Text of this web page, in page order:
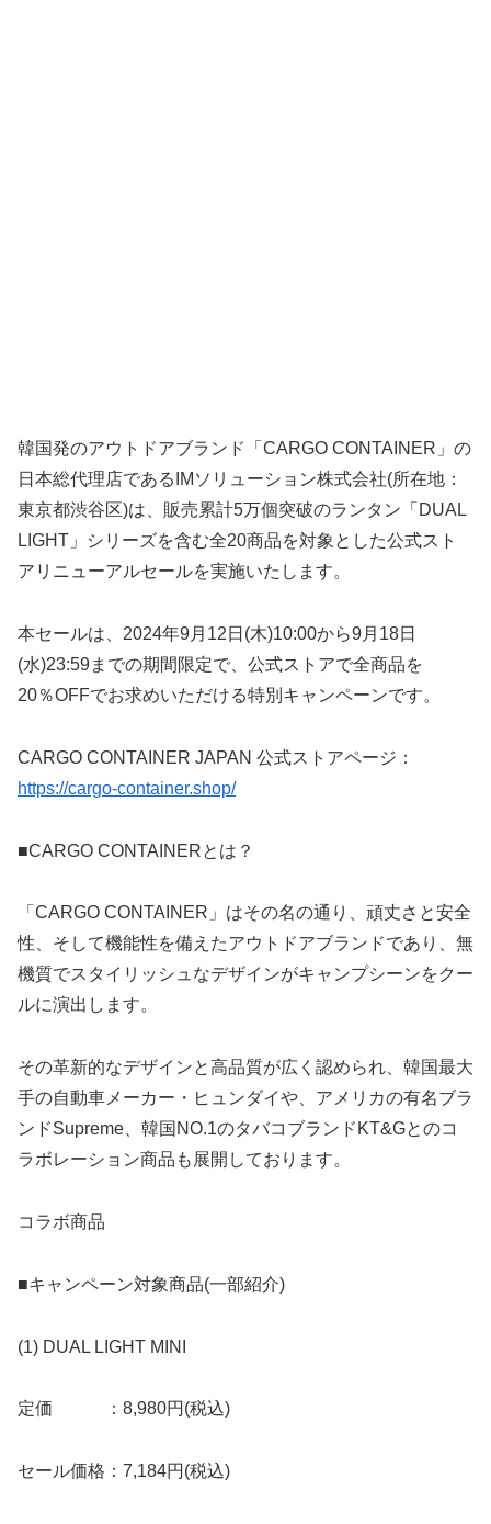
韓国発のアウトドアブランド「CARGO CONTAINER」の
日本総代理店であるIMソリューション株式会社(所在地：
東京都渋谷区)は、販売累計5万個突破のランタン「DUAL
LIGHT」シリーズを含む全20商品を対象とした公式スト
アリニューアルセールを実施いたします。
本セールは、2024年9月12日(木)10:00から9月18日
(水)23:59までの期間限定で、公式ストアで全商品を
20％OFFでお求めいただける特別キャンペーンです。
CARGO CONTAINER JAPAN 公式ストアページ：
https://cargo-container.shop/
■CARGO CONTAINERとは？
「CARGO CONTAINER」はその名の通り、頑丈さと安全
性、そして機能性を備えたアウトドアブランドであり、無
機質でスタイリッシュなデザインがキャンプシーンをクー
ルに演出します。
その革新的なデザインと高品質が広く認められ、韓国最大
手の自動車メーカー・ヒュンダイや、アメリカの有名ブラ
ンドSupreme、韓国NO.1のタバコブランドKT&Gとのコ
ラボレーション商品も展開しております。
コラボ商品
■キャンペーン対象商品(一部紹介)
(1) DUAL LIGHT MINI
定価 ：8,980円(税込)
セール価格：7,184円(税込)